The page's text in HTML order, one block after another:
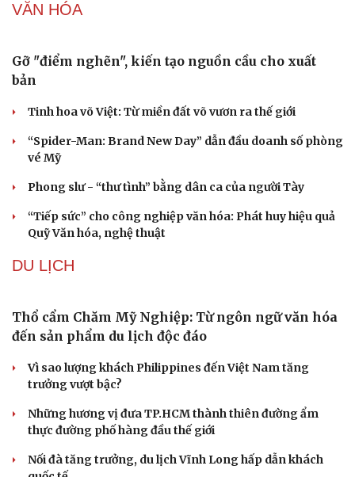
Văn hóa
Văn học
Giải trí
Thời trang
VĂN HÓA
Gỡ "điểm nghẽn", kiến tạo nguồn cầu cho xuất
bản
Tinh hoa võ Việt: Từ miền đất võ vươn ra thế giới
“Spider-Man: Brand New Day” dẫn đầu doanh số phòng
vé Mỹ
Phong slư - “thư tình” bằng dân ca của người Tày
“Tiếp sức” cho công nghiệp văn hóa: Phát huy hiệu quả
Quỹ Văn hóa, nghệ thuật
DU LỊCH
Thổ cẩm Chăm Mỹ Nghiệp: Từ ngôn ngữ văn hóa
đến sản phẩm du lịch độc đáo
Vì sao lượng khách Philippines đến Việt Nam tăng
trưởng vượt bậc?
Những hương vị đưa TP.HCM thành thiên đường ẩm
thực đường phố hàng đầu thế giới
Nối đà tăng trưởng, du lịch Vĩnh Long hấp dẫn khách